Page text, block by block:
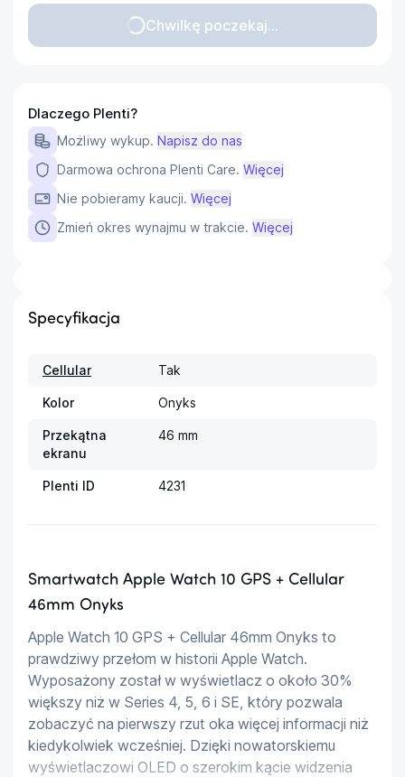
Chwilkę poczekaj...
Dlaczego Plenti?
Możliwy wykup. Napisz do nas
Darmowa ochrona Plenti Care. Więcej
Nie pobieramy kaucji. Więcej
Zmień okres wynajmu w trakcie. Więcej
Specyfikacja
Cellular Tak
Kolor Onyks
Przekątna
ekranu
46 mm
Plenti ID 4231
Smartwatch Apple Watch 10 GPS + Cellular
46mm Onyks
Apple Watch 10 GPS + Cellular 46mm Onyks to
prawdziwy przełom w historii Apple Watch.
Wyposażony został w wyświetlacz o około 30%
większy niż w Series 4, 5, 6 i SE, który pozwala
zobaczyć na pierwszy rzut oka więcej informacji niż
kiedykolwiek wcześniej. Dzięki nowatorskiemu
wyświetlaczowi OLED o szerokim kącie widzenia